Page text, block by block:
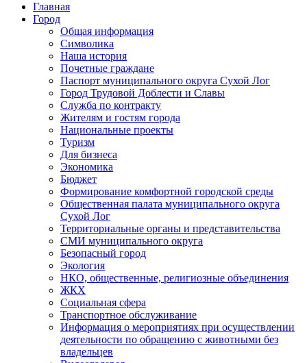
Главная
Город
Общая информация
Символика
Наша история
Почетные граждане
Паспорт муниципального округа Сухой Лог
Город Трудовой Доблести и Славы
Служба по контракту
Жителям и гостям города
Национальные проекты
Туризм
Для бизнеса
Экономика
Бюджет
Формирование комфортной городской среды
Общественная палата муниципального округа
Сухой Лог
Территориальные органы и представительства
СМИ муниципального округа
Безопасный город
Экология
НКО, общественные, религиозные объединения
ЖКХ
Социальная сфера
Транспортное обслуживание
Информация о мероприятиях при осуществлении
деятельности по обращению с животными без
владельцев